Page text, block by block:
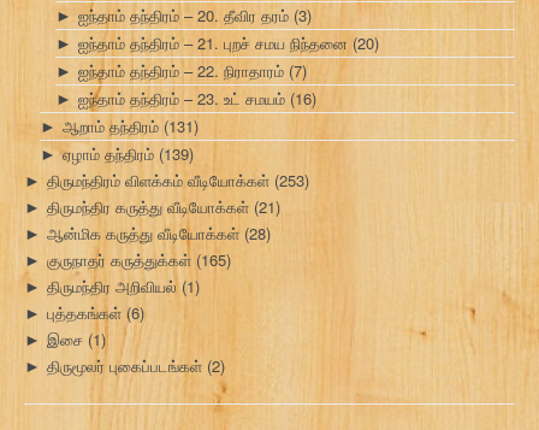
► ஐந்தாம் தந்திரம் – 20. தீவிர தரம் (3)
► ஐந்தாம் தந்திரம் – 21. புறச் சமய நிந்தனை (20)
► ஐந்தாம் தந்திரம் – 22. நிராதாரம் (7)
► ஐந்தாம் தந்திரம் – 23. உட் சமயம் (16)
► ஆறாம் தந்திரம் (131)
► ஏழாம் தந்திரம் (139)
► திருமந்திரம் விளக்கம் வீடியோக்கள் (253)
► திருமந்திர கருத்து வீடியோக்கள் (21)
► ஆன்மிக கருத்து வீடியோக்கள் (28)
► குருநாதர் கருத்துக்கள் (165)
► திருமந்திர அறிவியல் (1)
► புத்தகங்கள் (6)
► இசை (1)
► திருமூலர் புகைப்படங்கள் (2)